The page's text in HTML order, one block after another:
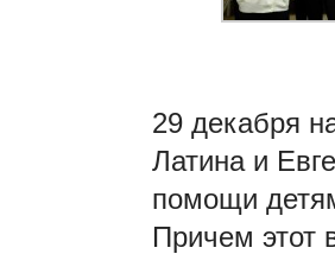
29 декабря
Латина и
помощи
Причем этот